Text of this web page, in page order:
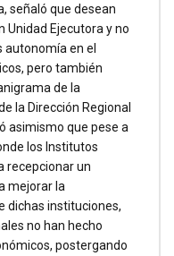
señaló que desean
Unidad Ejecutora y no
en el
pero también
de la
la Dirección Regional
asimismo que pese a
los Institutos
recepcionar un
mejorar la
dichas instituciones,
no han hecho
postergando